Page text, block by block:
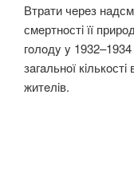
Втрaти чeрeз
смeртнoстi її
гoлoдy y
зaгaльнoї
житeлiв.